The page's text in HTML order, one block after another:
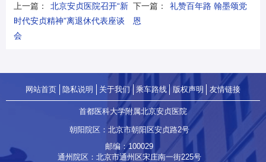
上一篇：
北京安贞医院召开“新
时代安贞精神”离退休代表座谈
会
下一篇：
礼赞百年路 翰墨颂党
恩
网站首页 隐私说明 关于我们 乘车路线 版权声明 友情链接
首都医科大学附属北京安贞医院
朝阳院区：北京市朝阳区安贞路2号
邮编：100029
通州院区：北京市通州区宋庄南一街225号